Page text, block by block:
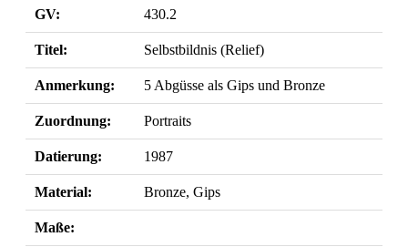
GV: 430.2
Titel: Selbstbildnis (Relief)
Anmerkung: 5 Abgüsse als Gips und Bronze
Zuordnung: Portraits
Datierung: 1987
Material: Bronze, Gips
Maße: